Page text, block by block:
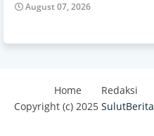
August 07, 2026
Home Redaksi
Copyright (c) 2025 SulutBerita